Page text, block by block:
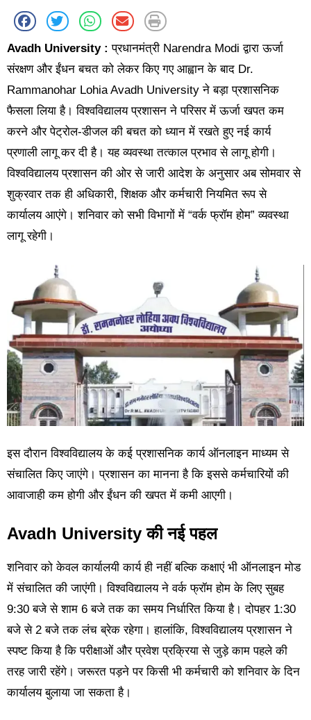
Avadh University : प्रधानमंत्री Narendra Modi द्वारा ऊर्जा
संरक्षण और ईंधन बचत को लेकर किए गए आह्वान के बाद Dr.
Rammanohar Lohia Avadh University ने बड़ा प्रशासनिक
फैसला लिया है। विश्वविद्यालय प्रशासन ने परिसर में ऊर्जा खपत कम
करने और पेट्रोल-डीजल की बचत को ध्यान में रखते हुए नई कार्य
प्रणाली लागू कर दी है। यह व्यवस्था तत्काल प्रभाव से लागू होगी।
विश्वविद्यालय प्रशासन की ओर से जारी आदेश के अनुसार अब सोमवार से
शुक्रवार तक ही अधिकारी, शिक्षक और कर्मचारी नियमित रूप से
कार्यालय आएंगे। शनिवार को सभी विभागों में “वर्क फ्रॉम होम” व्यवस्था
लागू रहेगी।
इस दौरान विश्वविद्यालय के कई प्रशासनिक कार्य ऑनलाइन माध्यम से
संचालित किए जाएंगे। प्रशासन का मानना है कि इससे कर्मचारियों की
आवाजाही कम होगी और ईंधन की खपत में कमी आएगी।
Avadh University की नई पहल
शनिवार को केवल कार्यालयी कार्य ही नहीं बल्कि कक्षाएं भी ऑनलाइन मोड
में संचालित की जाएंगी। विश्वविद्यालय ने वर्क फ्रॉम होम के लिए सुबह
9:30 बजे से शाम 6 बजे तक का समय निर्धारित किया है। दोपहर 1:30
बजे से 2 बजे तक लंच ब्रेक रहेगा। हालांकि, विश्वविद्यालय प्रशासन ने
स्पष्ट किया है कि परीक्षाओं और प्रवेश प्रक्रिया से जुड़े काम पहले की
तरह जारी रहेंगे। जरूरत पड़ने पर किसी भी कर्मचारी को शनिवार के दिन
कार्यालय बुलाया जा सकता है।